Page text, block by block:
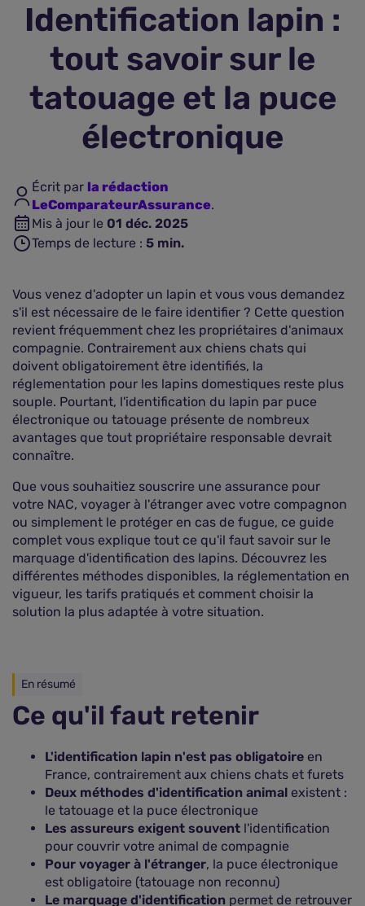
Identification lapin :
tout savoir sur le
tatouage et la puce
électronique
Écrit par la rédaction
LeComparateurAssurance.
Mis à jour le 01 déc. 2025
Temps de lecture : 5 min.
Vous venez d'adopter un lapin et vous vous demandez
s'il est nécessaire de le faire identifier ? Cette question
revient fréquemment chez les propriétaires d'animaux
compagnie. Contrairement aux chiens chats qui
doivent obligatoirement être identifiés, la
réglementation pour les lapins domestiques reste plus
souple. Pourtant, l'identification du lapin par puce
électronique ou tatouage présente de nombreux
avantages que tout propriétaire responsable devrait
connaître.
Que vous souhaitiez souscrire une assurance pour
votre NAC, voyager à l'étranger avec votre compagnon
ou simplement le protéger en cas de fugue, ce guide
complet vous explique tout ce qu'il faut savoir sur le
marquage d'identification des lapins. Découvrez les
différentes méthodes disponibles, la réglementation en
vigueur, les tarifs pratiqués et comment choisir la
solution la plus adaptée à votre situation.
En résumé
Ce qu'il faut retenir
L'identification lapin n'est pas obligatoire en
France, contrairement aux chiens chats et furets
Deux méthodes d'identification animal existent :
le tatouage et la puce électronique
Les assureurs exigent souvent l'identification
pour couvrir votre animal de compagnie
Pour voyager à l'étranger, la puce électronique
est obligatoire (tatouage non reconnu)
Le marquage d'identification permet de retrouver